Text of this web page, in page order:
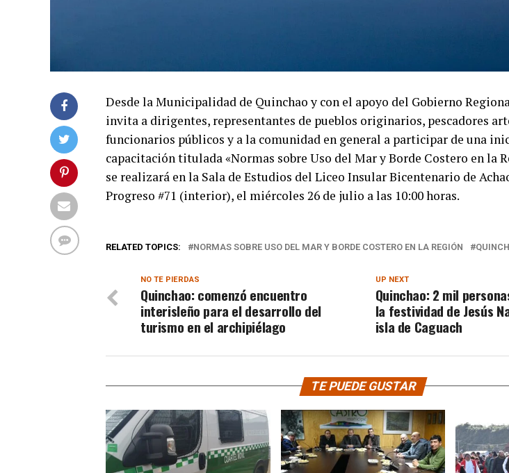
Desde la Municipalidad de Quinchao y con el apoyo del Gobierno
invita a dirigentes, representantes de pueblos originarios, pescadores
funcionarios públicos y a la comunidad en general a participar de una
capacitación titulada «Normas sobre Uso del Mar y Borde Costero en la
se realizará en la Sala de Estudios del Liceo Insular Bicentenario de
Progreso #71 (interior), el miércoles 26 de julio a las 10:00 horas.
RELATED TOPICS: NORMAS SOBRE USO DEL MAR Y BORDE COSTERO EN LA REGIÓN
UP NEXT
Quinchao: 2 mil
la festividad de Jesús
isla de Caguach
NO TE PIERDAS
Quinchao: comenzó encuentro
interisleño para el desarrollo del
turismo en el archipiélago
TE PUEDE GUSTAR